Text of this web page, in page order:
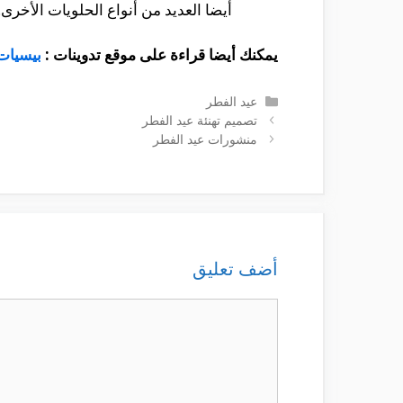
أيضا العديد من أنواع الحلويات
يمكنك أيضا قراءة على موقع تدوينات :
التصنيفات
عيد الفطر
تصميم تهنئة عيد الفطر
منشورات عيد الفطر
أضف تعليق